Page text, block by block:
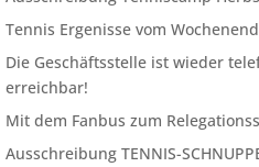
Tennis Ergenisse vom
Die Geschäftsstelle ist wieder
erreichbar!
Mit dem Fanbus zum
Ausschreibung TENNIS-